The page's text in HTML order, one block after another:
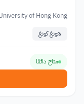
of Hong Kong
هونغ كونغ
متاح دائمًا